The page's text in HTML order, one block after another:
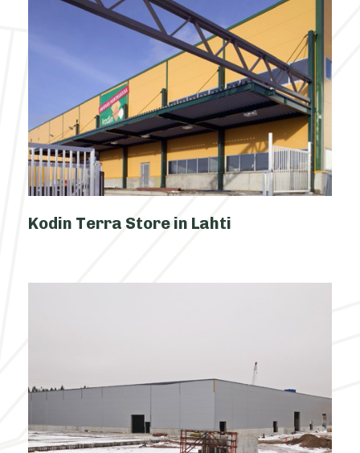
Kodin Terra Store in Lahti